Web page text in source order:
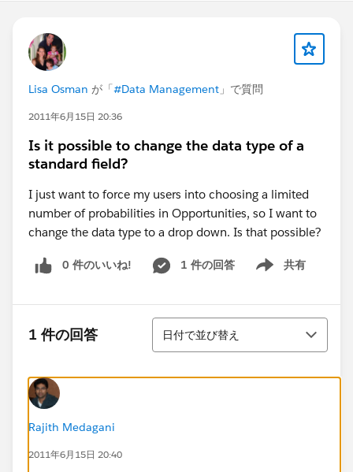
Lisa Osman が「#Data Management 」で質問
2011年6月15日 20:36
Is it possible to change the data type of a
standard field?
I just want to force my users into choosing a limited
number of probabilities in Opportunities, so I want to
change the data type to a drop down. Is that possible?
0 件のいいね! 1 件の回答 共有
Show menu
1 件の回答
並び替え
日付で並び替え
Rajith Medagani
2011年6月15日 20:40